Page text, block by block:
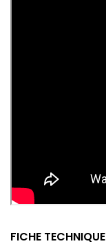
FICHE TECHNIQUE